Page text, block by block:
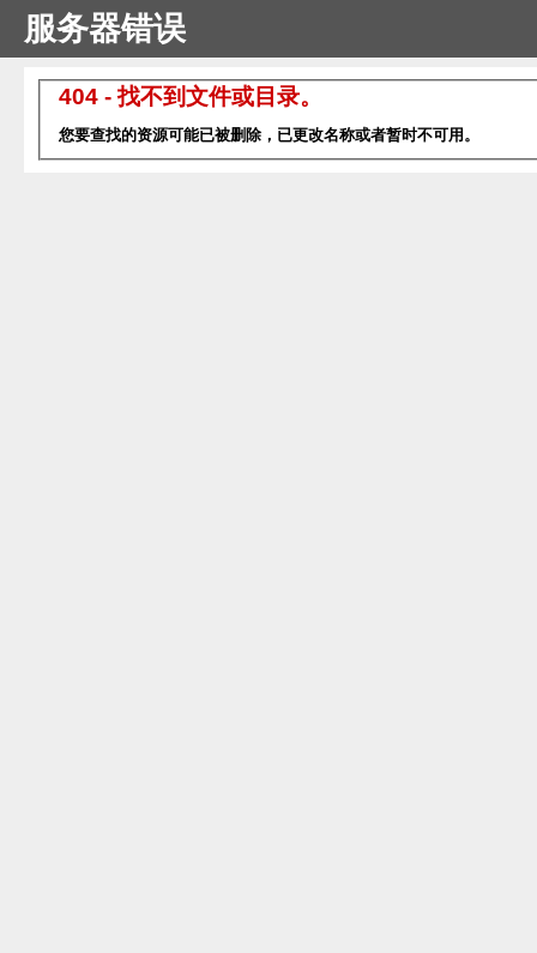
服务器错误
404 - 找不到文件或目录。
您要查找的资源可能已被删除，已更改名称或者暂时不可用。